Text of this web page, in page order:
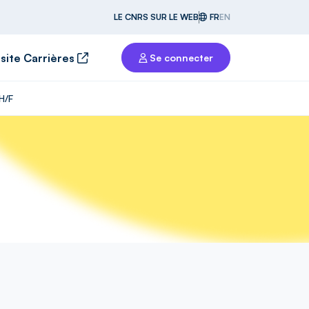
LE CNRS SUR LE WEB FREN
Carrières Se connecter
F